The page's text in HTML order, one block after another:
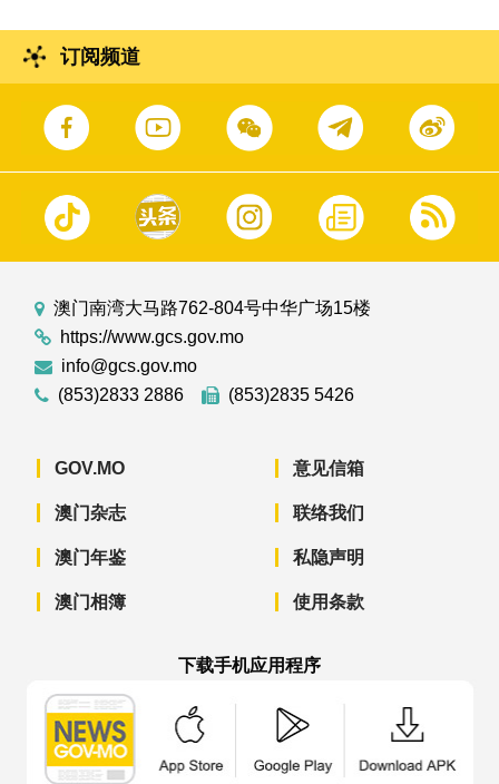
订阅频道
澳门南湾大马路762-804号中华广场15楼
https://www.gcs.gov.mo
info@gcs.gov.mo
(853)2833 2886
(853)2835 5426
GOV.MO
澳门杂志
澳门年鉴
澳门相簿
意见信箱
联络我们
私隐声明
使用条款
下载手机应用程序